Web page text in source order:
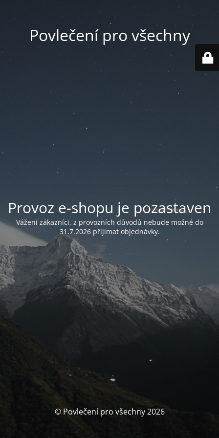
Povlečení pro všechny
Provoz e-shopu je pozastaven
Vážení zákazníci, z provozních důvodů nebude možné do
31.7.2026 přijímat objednávky.
© Povlečení pro všechny 2026